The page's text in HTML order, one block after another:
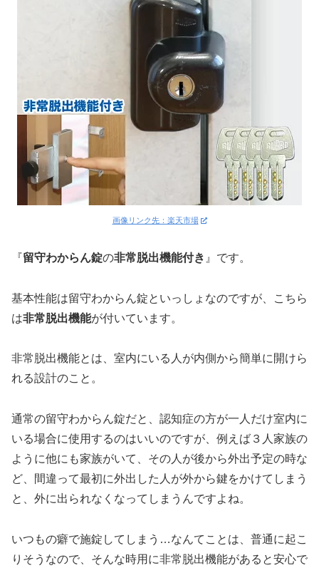
画像リンク先：楽天市場
『留守わからん錠の非常脱出機能付き 』です。
基本性能は留守わからん錠といっしょなのですが、こちら
は非常脱出機能が付いています。
非常脱出機能とは、室内にいる人が内側から簡単に開けら
れる設計のこと。
通常の留守わからん錠だと、認知症の方が一人だけ室内に
いる場合に使用するのはいいのですが、例えば３人家族の
ように他にも家族がいて、その人が後から外出予定の時な
ど、間違って最初に外出した人が外から鍵をかけてしまう
と、外に出られなくなってしまうんですよね。
いつもの癖で施錠してしまう…なんてことは、普通に起こ
りそうなので、そんな時用に非常脱出機能があると安心で